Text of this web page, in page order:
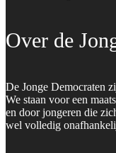
Over de
De Jonge Democraten
We staan voor een
en door jongeren die
wel volledig